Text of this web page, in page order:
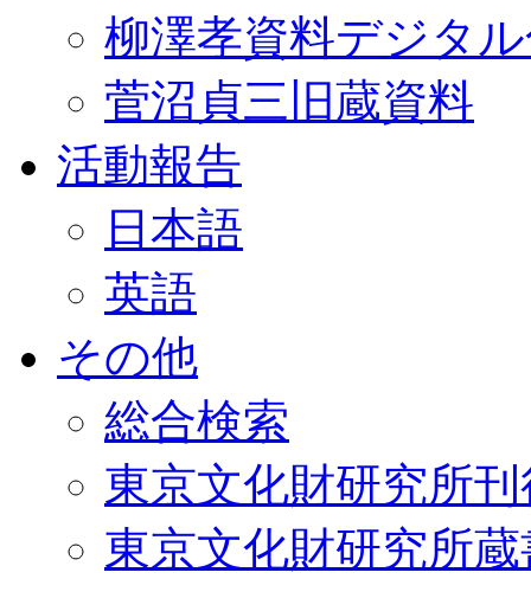
柳澤孝資料デジタ
菅沼貞三旧蔵資料
活動報告
日本語
英語
その他
総合検索
東京文化財研究所
東京文化財研究所